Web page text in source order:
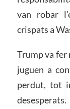
van robar
crispats a
Trump va fer
juguen a
perdut, tot